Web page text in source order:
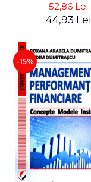
52,86 Lei
44,93 Lei
-15%